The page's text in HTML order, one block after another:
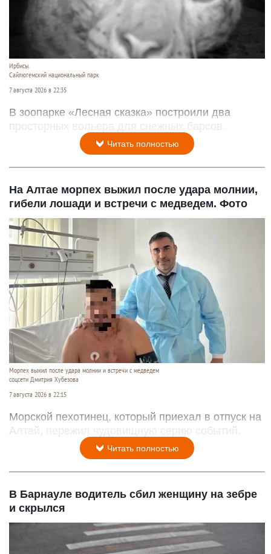
Ирбисы.
Сайлюгемский национальный парк
7 августа 2026 в 22:35
В зоопарке «Лесная сказка» построили два
просторных вольера для снежных барсов.
Читать полностью
На Алтае морпех выжил после удара молнии,
гибели лошади и встречи с медведем. Фото
Морпех выжил после удара молнии и встречи с медведем
соцсети Дмитрия Хубезова
7 августа 2026 в 22:15
Морской пехотинец, который приехал в отпуск на
Алтай, пережил чудовищную серию событий.
Читать полностью
В Барнауле водитель сбил женщину на зебре
и скрылся